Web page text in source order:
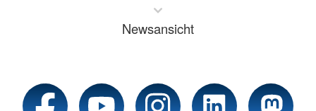
Newsansicht